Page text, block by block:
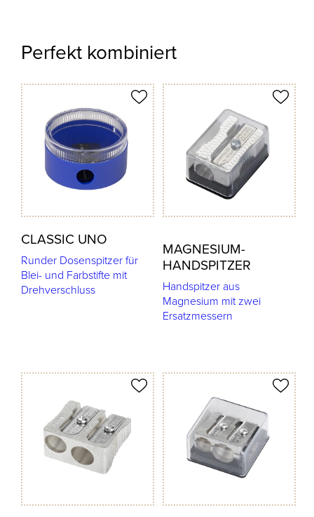
Perfekt kombiniert
CLASSIC UNO
Runder Dosenspitzer für
Blei- und Farbstifte mit
Drehverschluss
merken
MAGNESIUM-
HANDSPITZER
Handspitzer aus
Magnesium mit zwei
Ersatzmessern
Produkt merken
merken Produkt merken